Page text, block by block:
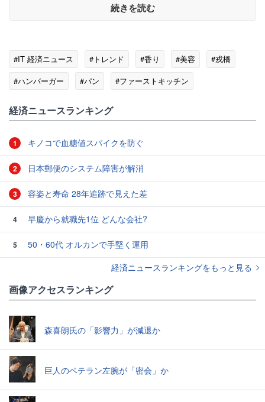
続きを読む
#IT 経済ニュース #トレンド #香り #美容
#戎橋
#ハンバーガー
#パン #ファーストキッチン
経済ニュースランキング
1 キノコで血糖値スパイクを防ぐ
2 日本郵便のシステム障害が解消
3 容姿と寿命 28年追跡で見えた差
4 早慶から就職先1位 どんな会社?
5
50・60代 オルカンで手堅く運用
経済ニュースランキングをもっと見る
画像アクセスランキング
森喜朗氏の「影響力」が減退か
巨人のベテラン左腕が「密会」か